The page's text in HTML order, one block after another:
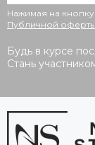
Нажимая на
Публичной оферты
Будь в курсе
Стань